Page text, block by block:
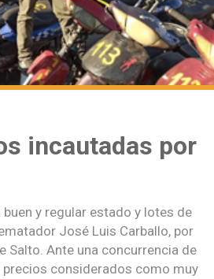
incautadas por
y regular estado y lotes de
José Luis Carballo, por
Salto. Ante una concurrencia de
considerados como muy